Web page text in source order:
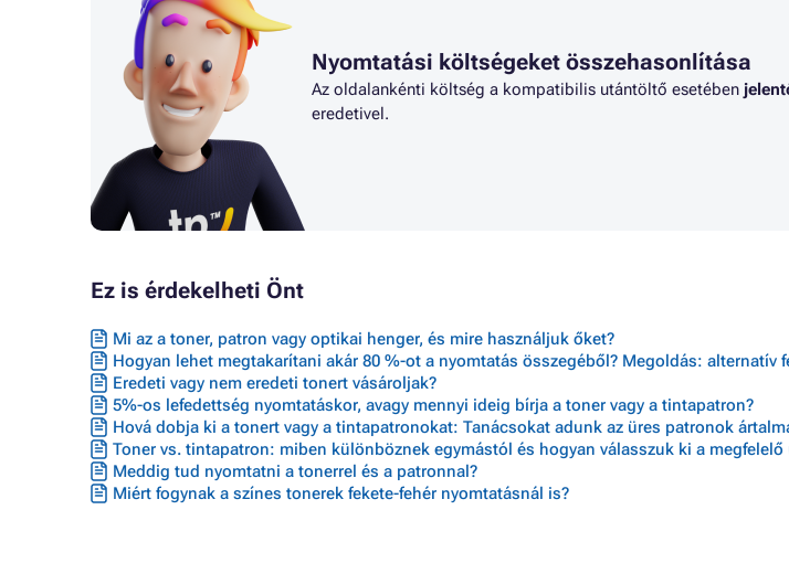
Nyomtatási költségeket összehasonlítása
Az oldalankénti költség a kompatibilis utántöltő esetében
eredetivel.
Ez is érdekelheti Önt
Mi az a toner, patron vagy optikai henger, és mire használjuk őket?
Hogyan lehet megtakarítani akár 80 %-ot a nyomtatás összegéből? Megoldás: alternatív
Eredeti vagy nem eredeti tonert vásároljak?
5%-os lefedettség nyomtatáskor, avagy mennyi ideig bírja a toner vagy a tintapatron?
Hová dobja ki a tonert vagy a tintapatronokat: Tanácsokat adunk az üres patronok
Toner vs. tintapatron: miben különböznek egymástól és hogyan válasszuk ki a
Meddig tud nyomtatni a tonerrel és a patronnal?
Miért fogynak a színes tonerek fekete-fehér nyomtatásnál is?